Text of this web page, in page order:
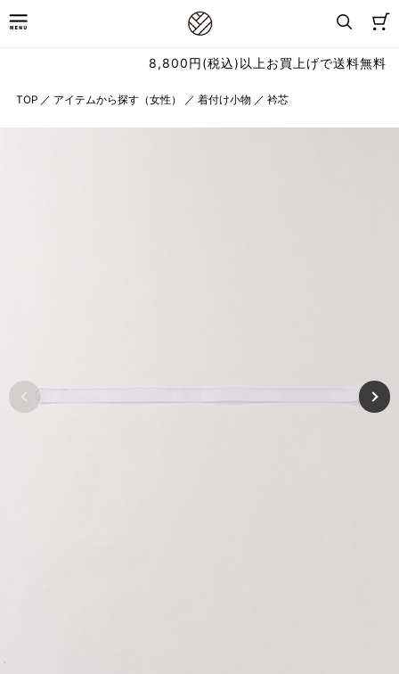
8,800円(税込)以上お買上げで送料無料
TOP ／ アイテムから探す（女性） ／ 着付け小物 ／ 衿芯